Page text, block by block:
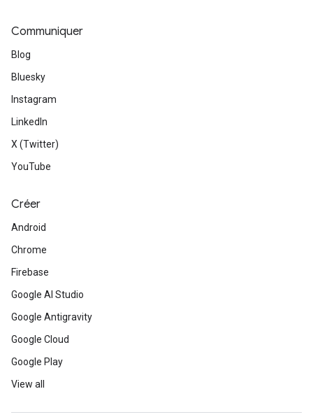
Communiquer
Blog
Bluesky
Instagram
LinkedIn
X (Twitter)
YouTube
Créer
Android
Chrome
Firebase
Google AI Studio
Google Antigravity
Google Cloud
Google Play
View all